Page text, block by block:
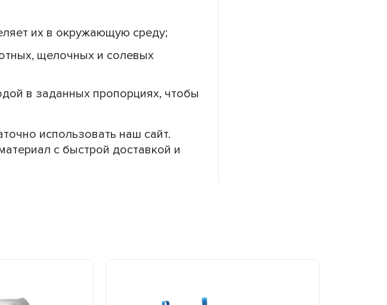
их в окружающую среду;
щелочных и солевых
в заданных пропорциях, чтобы
использовать наш сайт.
с быстрой доставкой и